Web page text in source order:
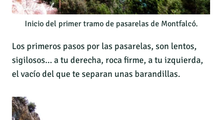
Inicio del primer tramo de pasarelas de Montfalcó.
Los primeros pasos por las pasarelas, son lentos,
sigilosos… a tu derecha, roca firme, a tu izquierda,
el vacío del que te separan unas barandillas.